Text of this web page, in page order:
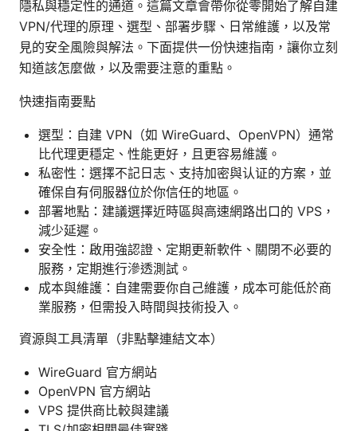
隱私與穩定性的通道。這篇文章會帶你從零開始了解自建
VPN/代理的原理、選型、部署步驟、日常維護，以及常
見的安全風險與解法。下面提供一份快速指南，讓你立刻
知道該怎麼做，以及需要注意的重點。
快速指南要點
選型：自建 VPN（如 WireGuard、OpenVPN）通常
比代理更穩定、性能更好，且更容易維護。
私密性：選擇不記日志、支持加密與认证的方案，並
確保自有伺服器位於你信任的地區。
部署地點：建議選擇近時區與高速網路出口的 VPS，
減少延遲。
安全性：啟用強認證、定期更新軟件、關閉不必要的
服務，定期進行滲透測試。
成本與維護：自建需要你自己維護，成本可能低於商
業服務，但需投入時間與技術投入。
資源與工具清單（非點擊連結文本）
WireGuard 官方網站
OpenVPN 官方網站
VPS 提供商比較與建議